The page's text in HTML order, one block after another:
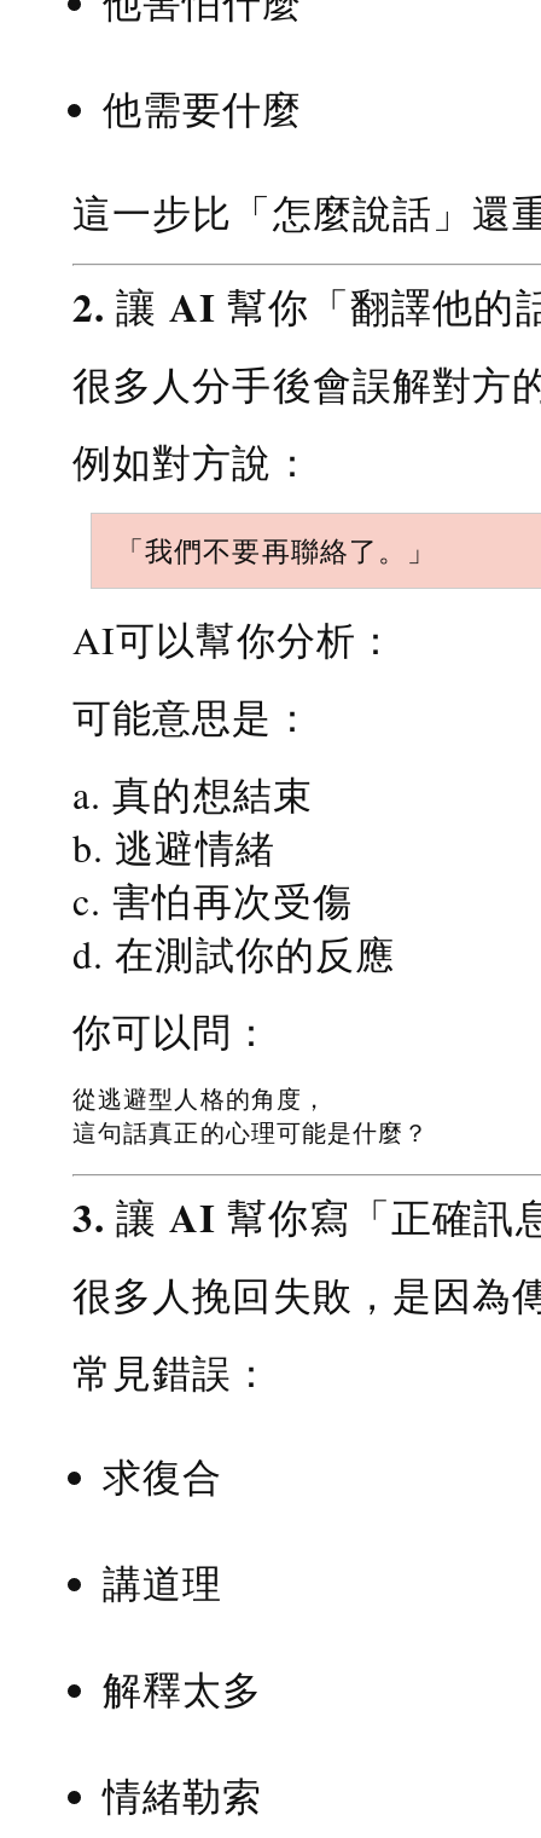
他需要什麼
這一步比「怎麼說話」還
2. 讓 AI 幫你「翻譯他的
很多人分手後會誤解對方
例如對方說：
「我們不要再聯絡了。」
AI可以幫你分析：
可能意思是：
a. 真的想結束
b. 逃避情緒
c. 害怕再次受傷
d. 在測試你的反應
你可以問：
從逃避型人格的角度，
這句話真正的心理可能是什麼？
3. 讓 AI 幫你寫「正確訊
很多人挽回失敗，是因為
常見錯誤：
求復合
講道理
解釋太多
情緒勒索